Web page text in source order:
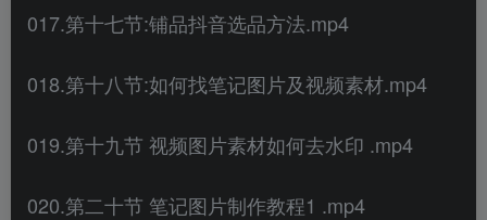
017.第十七节:铺品抖音选品方法.mp4
018.第十八节:如何找笔记图片及视频素材.mp4
019.第十九节 视频图片素材如何去水印 .mp4
020.第二十节 笔记图片制作教程1 .mp4